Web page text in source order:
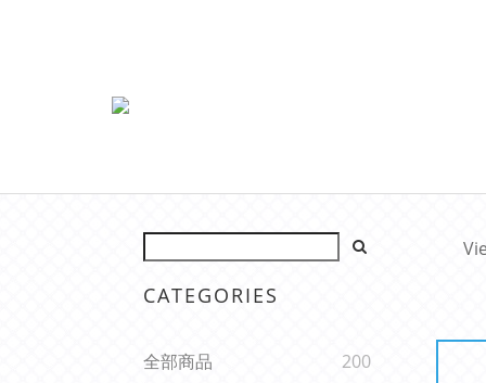
CATEGORIES
全部商品
200